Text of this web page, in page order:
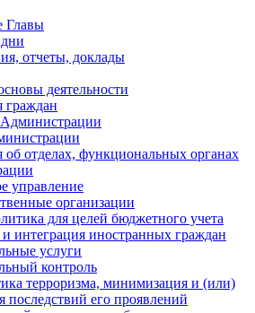
Главы
отчеты, доклады
деятельности
граждан
отделах, функциональных органах
управление
организации
для целей бюджетного учета
интеграция иностранных граждан
услуги
контроль
терроризма, минимизация и (или)
последствий его проявлений